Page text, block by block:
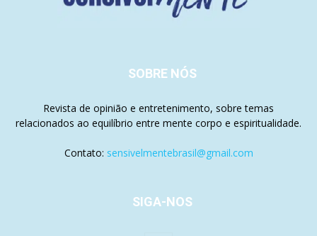
SOBRE NÓS
Revista de opinião e entretenimento, sobre temas
relacionados ao equilíbrio entre mente corpo e espiritualidade.
Contato: sensivelmentebrasil@gmail.com
SIGA-NOS